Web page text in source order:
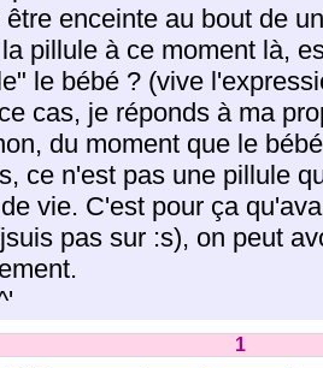
être enceinte au bout de
pillule à ce moment là,
le bébé ? (vive
cas, je réponds à ma
du moment que le
ce n'est pas une pillule
vie. C'est pour ça
pas sur :s), on peut
1